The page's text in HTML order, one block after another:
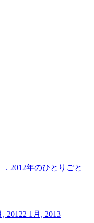
．2012年のひとりごと
, 20122 1月, 2013